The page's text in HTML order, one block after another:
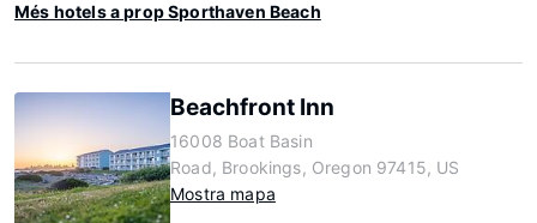
Més hotels a prop Sporthaven Beach
Beachfront Inn
16008 Boat Basin
Road, Brookings, Oregon 97415, US
Mostra mapa